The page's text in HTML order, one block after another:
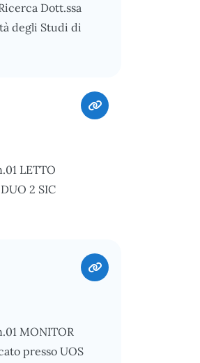
Dott.ssa
degli Studi di
LETTO
2 SIC
MONITOR
presso UOS